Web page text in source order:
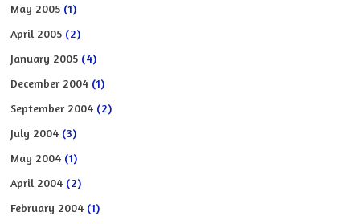
May 2005 (1)
April 2005 (2)
January 2005 (4)
December 2004 (1)
September 2004 (2)
July 2004 (3)
May 2004 (1)
April 2004 (2)
February 2004 (1)